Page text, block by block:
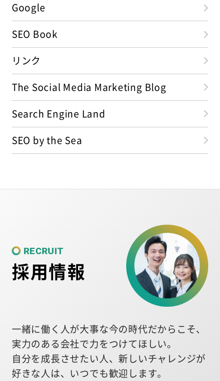
Google
SEO Book
リンク
The Social Media Marketing Blog
Search Engine Land
SEO by the Sea
RECRUIT
採用情報
一緒に働く人が大事な今の時代だからこそ、
実力のある会社で力をつけてほしい。
自分を成長させたい人、新しいチャレンジが
好きな人は、いつでも歓迎します。